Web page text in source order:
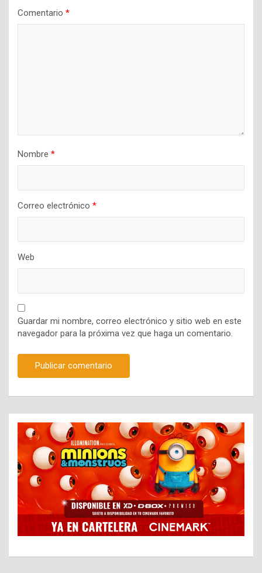
Comentario *
Nombre *
Correo electrónico *
Web
Guardar mi nombre, correo electrónico y sitio web en este
navegador para la próxima vez que haga un comentario.